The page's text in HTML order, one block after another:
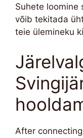
Suhete loomine
võib tekitada
teie ülemineku
After